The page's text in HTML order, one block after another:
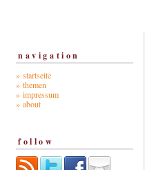
navigation
» startseite
» themen
» impressum
» about
follow